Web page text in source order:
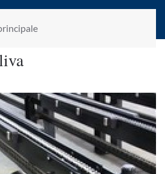
da Romano Luperini